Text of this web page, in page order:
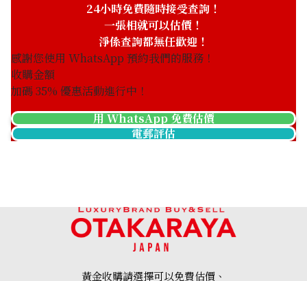
24小時免費隨時接受查詢！
一張相就可以估價！
淨係查詢都無任歡迎！
感謝您使用 WhatsApp 預約我們的服務！
收購金額
加碼35% 優惠活動進行中！
用 WhatsApp 免費估價
電郵評估
黃金收購請選擇可以免費估價、